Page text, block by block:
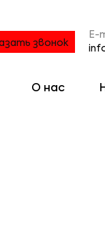
Заказать звонок
E-
О нас